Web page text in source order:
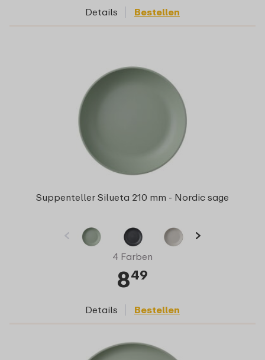
Details Bestellen
Suppenteller Silueta 210 mm - Nordic sage
4 Farben
849
Details Bestellen